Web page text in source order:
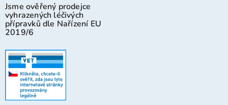
Jsme ověřený prodejce
vyhrazených léčivých
přípravků dle Nařízení EU
2019/6